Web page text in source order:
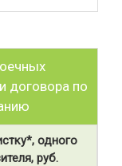
договора по
одного
руб.